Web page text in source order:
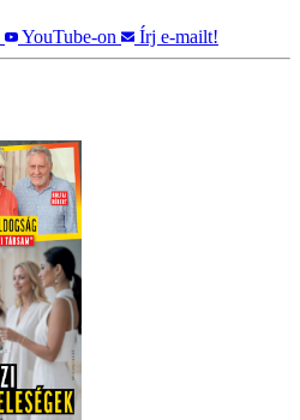
YouTube-on Írj e-mailt!